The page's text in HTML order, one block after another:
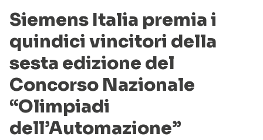
Siemens Italia premia i
quindici vincitori della
sesta edizione del
Concorso Nazionale
“Olimpiadi
dell’Automazione”